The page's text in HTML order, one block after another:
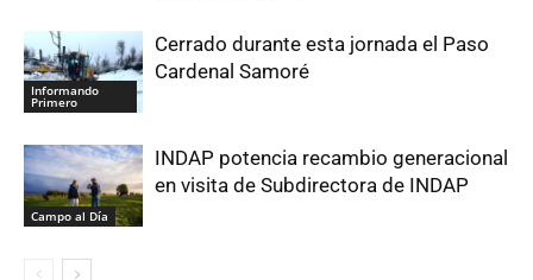
Informando
Primero
Cerrado durante esta jornada el Paso
Cardenal Samoré
Campo al Día
INDAP potencia recambio generacional
en visita de Subdirectora de INDAP